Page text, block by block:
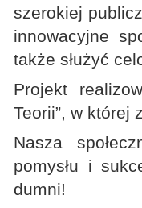
szerokiej
innowacyjne
także służyć
Projekt
Teorii”, w której
Nasza
pomysłu i
dumni!